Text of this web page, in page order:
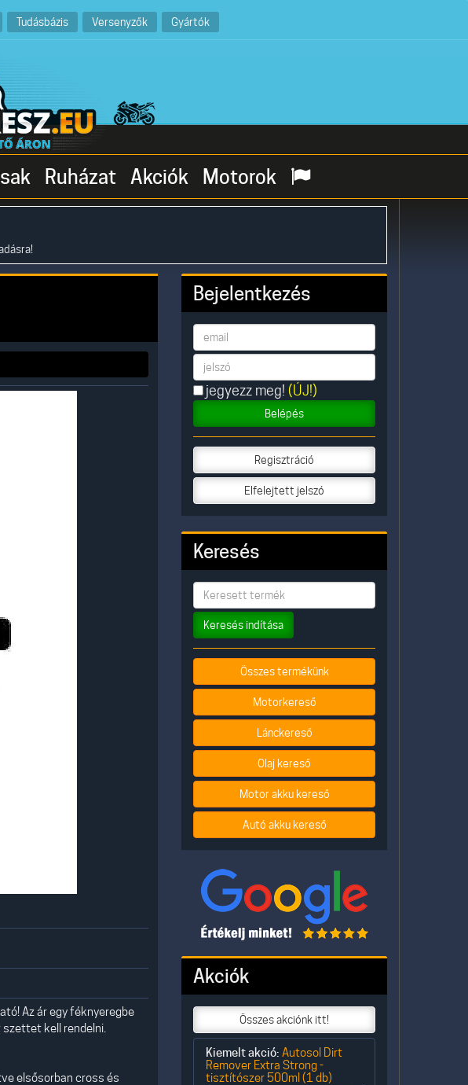
Tudásbázis Versenyzők Gyártók
Ruházat Akciók Motorok
Az ár egy féknyeregbe
kell rendelni.
elsősorban cross és
Bejelentkezés
jegyezz meg! (ÚJ!)
Belépés
Regisztráció
Elfelejtett jelszó
Keresés
Keresés indítása
Összes termékünk
Motorkereső
Lánckereső
Olaj kereső
Motor akku kereső
Autó akku kereső
Akciók
Összes akciónk itt!
Kiemelt akció: Autosol Dirt
Remover Extra Strong -
tisztítószer 500ml (1 db)